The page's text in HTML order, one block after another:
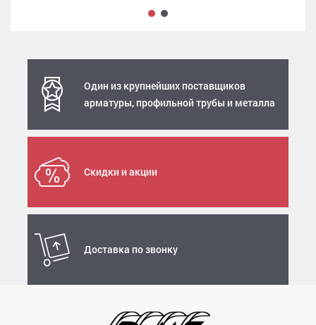
Один из крупнейших поставщиков
арматуры, профильной трубы и металла
Скидки и акции
Доставка по звонку